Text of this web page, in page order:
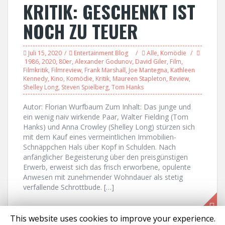
KRITIK: GESCHENKT IST
NOCH ZU TEUER
Juli 15, 2020 Entertainment Blog Alle, Komödie
1986, 2020, 80er, Alexander Godunov, David Giler, Film,
Filmkritik, Filmreview, Frank Marshall, Joe Mantegna, Kathleen
Kennedy, Kino, Komödie, Kritik, Maureen Stapleton, Review,
Shelley Long, Steven Spielberg, Tom Hanks
Autor: Florian Wurfbaum Zum Inhalt: Das junge und
ein wenig naiv wirkende Paar, Walter Fielding (Tom
Hanks) und Anna Crowley (Shelley Long) stürzen sich
mit dem Kauf eines vermeintlichen Immobilien-
Schnäppchen Hals über Kopf in Schulden. Nach
anfänglicher Begeisterung über den preisgünstigen
Erwerb, erweist sich das frisch erworbene, opulente
Anwesen mit zunehmender Wohndauer als stetig
verfallende Schrottbude. […]
This website uses cookies to improve your experience.